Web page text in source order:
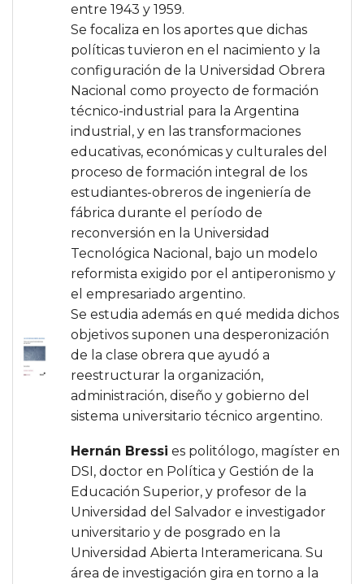
entre 1943 y 1959.
Se focaliza en los aportes que dichas
políticas tuvieron en el nacimiento y la
configuración de la Universidad Obrera
Nacional como proyecto de formación
técnico-industrial para la Argentina
industrial, y en las transformaciones
educativas, económicas y culturales del
proceso de formación integral de los
estudiantes-obreros de ingeniería de
fábrica durante el período de
reconversión en la Universidad
Tecnológica Nacional, bajo un modelo
reformista exigido por el antiperonismo y
el empresariado argentino.
Se estudia además en qué medida dichos
objetivos suponen una desperonización
de la clase obrera que ayudó a
reestructurar la organización,
administración, diseño y gobierno del
sistema universitario técnico argentino.
Hernán Bressi es politólogo, magíster en
DSI, doctor en Política y Gestión de la
Educación Superior, y profesor de la
Universidad del Salvador e investigador
universitario y de posgrado en la
Universidad Abierta Interamericana. Su
área de investigación gira en torno a la